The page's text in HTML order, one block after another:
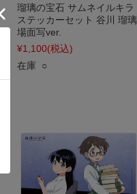
瑠璃の宝石 サムネイルキラ
ステッカーセット 谷川 瑠璃
場面写ver.
¥1,100(税込)
在庫 ○